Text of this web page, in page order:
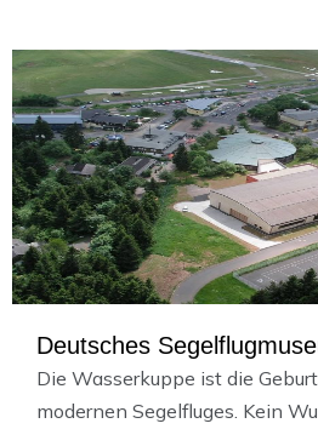
Deutsches
Die Wasserkuppe ist die
modernen Segelfluges. Kein